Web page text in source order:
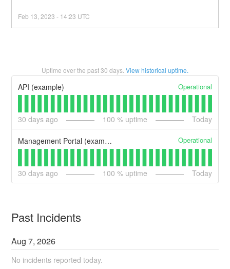
Feb 13 ,2023 - 14:23 UTC
Uptime over the past30 days. View historical uptime.
API (example) Operational
30 days ago 100 % uptime Today
Management Portal (example) Operational
30 days ago 100 % uptime Today
Past Incidents
Aug7,2026
No incidents reported today.